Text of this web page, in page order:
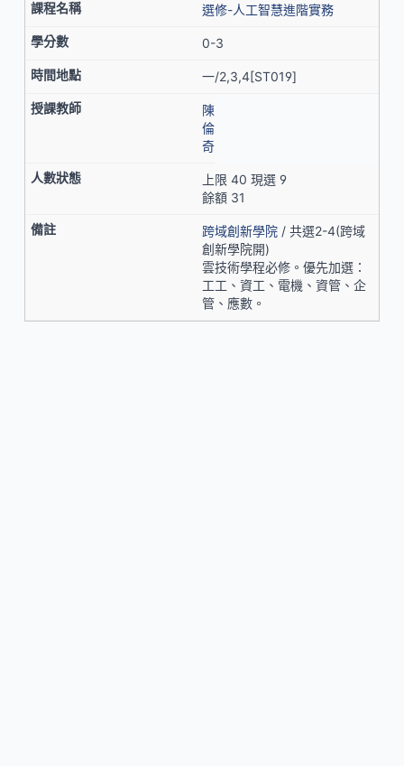
選修-人工智慧進階實務
0-3
一/2,3,4[ST019]
陳
倫
奇
上限 40 現選 9
餘額 31
跨域創新學院 / 共選2-4(跨域
創新學院開)
雲技術學程必修。優先加選：
工工、資工、電機、資管、企
管、應數。